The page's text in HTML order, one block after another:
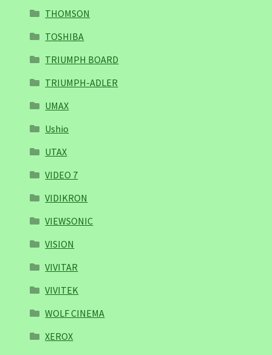
THOMSON
TOSHIBA
TRIUMPH BOARD
TRIUMPH-ADLER
UMAX
Ushio
UTAX
VIDEO 7
VIDIKRON
VIEWSONIC
VISION
VIVITAR
VIVITEK
WOLF CINEMA
XEROX